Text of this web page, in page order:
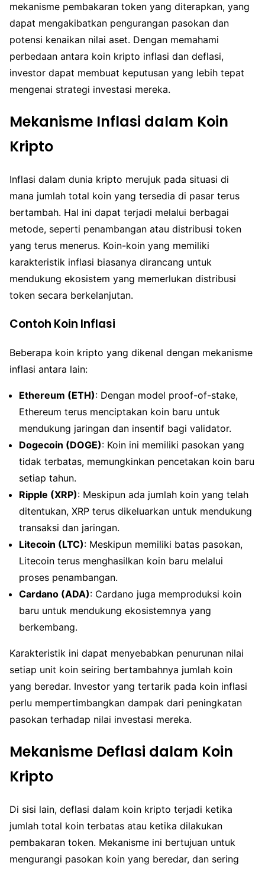
mekanisme pembakaran token yang diterapkan, yang
dapat mengakibatkan pengurangan pasokan dan
potensi kenaikan nilai aset. Dengan memahami
perbedaan antara koin kripto inflasi dan deflasi,
investor dapat membuat keputusan yang lebih tepat
mengenai strategi investasi mereka.
Mekanisme Inflasi dalam Koin
Kripto
Inflasi dalam dunia kripto merujuk pada situasi di
mana jumlah total koin yang tersedia di pasar terus
bertambah. Hal ini dapat terjadi melalui berbagai
metode, seperti penambangan atau distribusi token
yang terus menerus. Koin-koin yang memiliki
karakteristik inflasi biasanya dirancang untuk
mendukung ekosistem yang memerlukan distribusi
token secara berkelanjutan.
Contoh Koin Inflasi
Beberapa koin kripto yang dikenal dengan mekanisme
inflasi antara lain:
Ethereum (ETH): Dengan model proof-of-stake,
Ethereum terus menciptakan koin baru untuk
mendukung jaringan dan insentif bagi validator.
Dogecoin (DOGE): Koin ini memiliki pasokan yang
tidak terbatas, memungkinkan pencetakan koin baru
setiap tahun.
Ripple (XRP): Meskipun ada jumlah koin yang telah
ditentukan, XRP terus dikeluarkan untuk mendukung
transaksi dan jaringan.
Litecoin (LTC): Meskipun memiliki batas pasokan,
Litecoin terus menghasilkan koin baru melalui
proses penambangan.
Cardano (ADA): Cardano juga memproduksi koin
baru untuk mendukung ekosistemnya yang
berkembang.
Karakteristik ini dapat menyebabkan penurunan nilai
setiap unit koin seiring bertambahnya jumlah koin
yang beredar. Investor yang tertarik pada koin inflasi
perlu mempertimbangkan dampak dari peningkatan
pasokan terhadap nilai investasi mereka.
Mekanisme Deflasi dalam Koin
Kripto
Di sisi lain, deflasi dalam koin kripto terjadi ketika
jumlah total koin terbatas atau ketika dilakukan
pembakaran token. Mekanisme ini bertujuan untuk
mengurangi pasokan koin yang beredar, dan sering